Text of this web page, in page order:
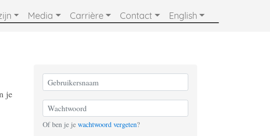
Media Carrière Contact English
je
Of ben je je wachtwoord vergeten?